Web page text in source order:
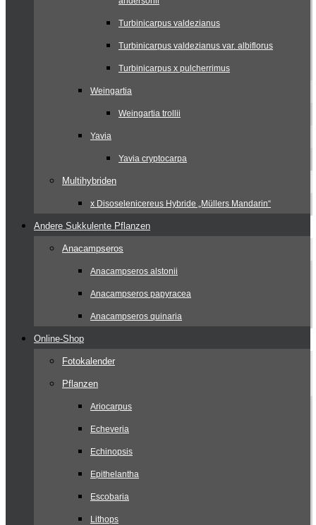
Turbinicarpus valdezianus
Turbinicarpus valdezianus var. albiflorus
Turbinicarpus x pulcherrimus
Weingartia
Weingartia trollii
Yavia
Yavia cryptocarpa
Multihybriden
x Disoselenicereus Hybride „Müllers Mandarin“
Andere Sukkulente Pflanzen
Anacampseros
Anacampseros alstonii
Anacampseros papyracea
Anacampseros quinaria
Online-Shop
Fotokalender
Pflanzen
Ariocarpus
Echeveria
Echinopsis
Epithelantha
Escobaria
Lithops